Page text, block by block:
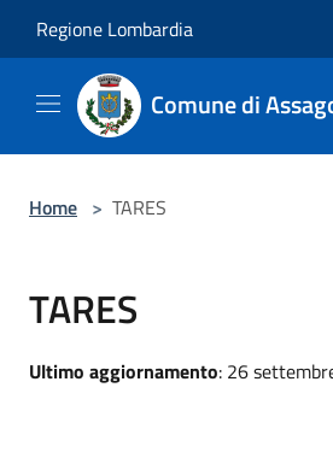
Regione Lombardia
Comune di
Home > TARES
TARES
Ultimo aggiornamento: 26